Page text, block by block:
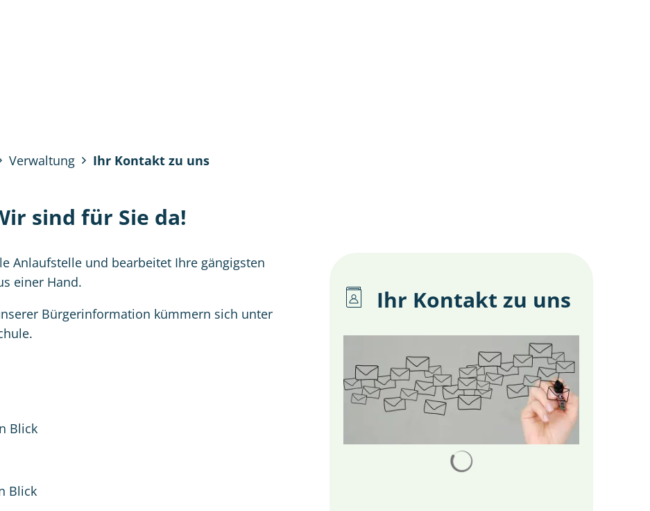
Verwaltung Ihr Kontakt zu uns
sind für Sie da!
Anlaufstelle und bearbeitet Ihre gängigsten
einer Hand.
Bürgerinformation kümmern sich unter
Blick
Blick
Ihr Kontakt zu uns